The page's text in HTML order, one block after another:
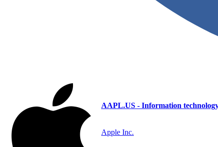
AAPL.US - Information
Apple Inc.